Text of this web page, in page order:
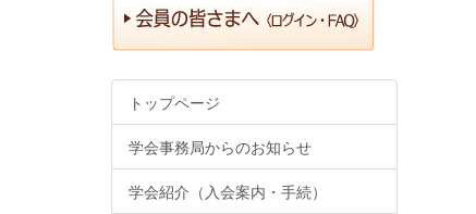
トップページ
学会事務局からのお知らせ
学会紹介（入会案内・手続）